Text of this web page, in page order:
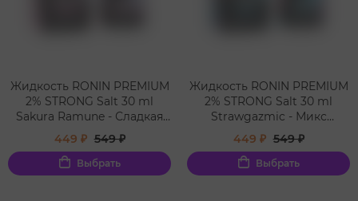
Жидкость RONIN PREMIUM
2% STRONG Salt 30 ml
Sakura Ramune - Сладкая
газировка с легким
оттенком вишневого сока
449 ₽ 549 ₽
Выбрать
Жидкость RONIN PREMIUM
2% STRONG Salt 30 ml
Strawgazmic - Микс
натуральной смородины и
сочной клубники
449 ₽ 549 ₽
Выбрать